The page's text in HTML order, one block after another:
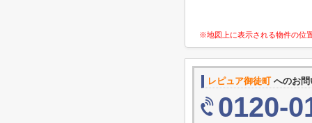
※地図上に表示される物件の位
レピュア御徒町へのお問
0120-